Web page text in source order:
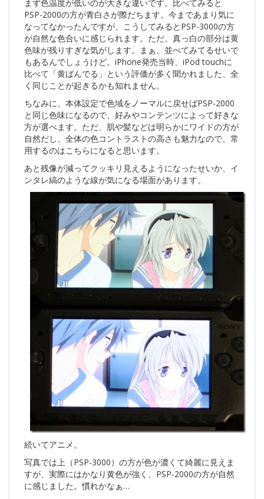
まず色温度が低いのが大きな違いです。比べてみると
PSP-2000の方が青白さが際だちます。今まであまり気に
なってなかったんですが、こうしてみるとPSP-3000の方
が自然な色合いに感じられます。ただ、真っ白の部分は黄
色味が残りすぎな気がします。まぁ、並べてみてるせいで
もあるんでしょうけど。iPhone発売当時、iPod touchに
比べて「黄ばんでる」という評価が多く聞かれました、全
く同じことが起きるかも知れません。
ちなみに、本体設定で色域をノーマルに戻せばPSP-2000
と同じ色味になるので、好みやコンテンツによって好きな
方が選べます。ただ、肌や髪などは明らかにワイドの方が
自然だし、全体の色コントラストの高さも魅力なので、常
用するのはこちらになると思います。
あと残像が減ってクッキリ見えるようになったせいか、イ
ンタレ縞のような線が気になる場面があります。
続いてアニメ。
写真では上（PSP-3000）の方が色が濃くて綺麗に見えま
すが、実際にはかなり黄色が強く、PSP-2000の方が自然
に感じました。慣れかなぁ…